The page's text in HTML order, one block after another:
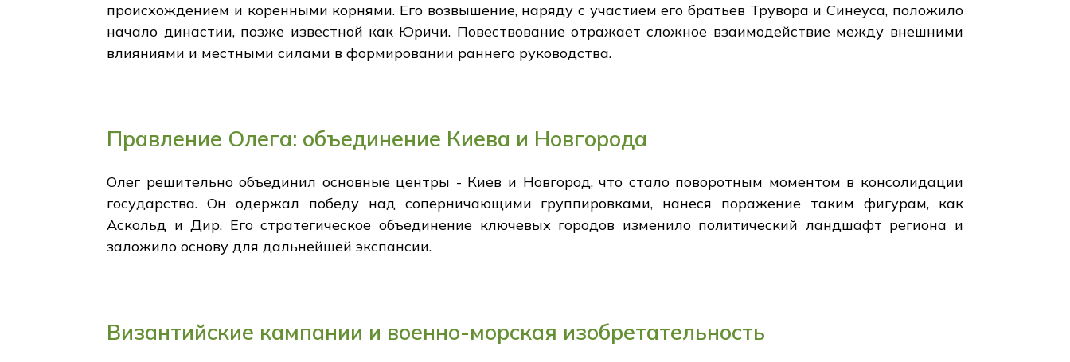
происхождением и коренными корнями. Его возвышение, наряду с участием его братьев Трувора и Синеуса, положило
начало династии, позже известной как Юричи. Повествование отражает сложное взаимодействие между внешними
влияниями и местными силами в формировании раннего руководства.
Правление Олега: объединение Киева и Новгорода
Олег решительно объединил основные центры - Киев и Новгород, что стало поворотным моментом в консолидации
государства. Он одержал победу над соперничающими группировками, нанеся поражение таким фигурам, как
Аскольд и Дир. Его стратегическое объединение ключевых городов изменило политический ландшафт региона и
заложило основу для дальнейшей экспансии.
Византийские кампании и военно-морская изобретательность